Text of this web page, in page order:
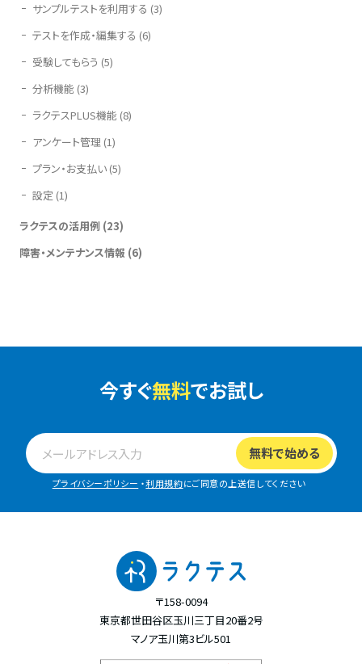
サンプルテストを利用する (3)
テストを作成・編集する (6)
受験してもらう (5)
分析機能 (3)
ラクテスPLUS機能 (8)
アンケート管理(1)
プラン・お支払い(5)
設定 (1)
ラクテスの活用例(23)
障害・メンテナンス情報 (6)
今すぐ無料でお試し
プライバシーポリシー ・利用規約にご同意の上送信してください
〒158-0094
東京都世田谷区玉川三丁目20番2号
マノア玉川第3ビル501